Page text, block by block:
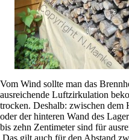
Vom Wind sollte man das
ausreichende Luftzirkulation
trocken. Deshalb: zwischen dem
oder der hinteren Wand des
bis zehn Zentimeter sind für
Das gilt auch für den Abstand